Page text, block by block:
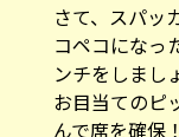
さて、スパッ
コペコになっ
ンチをしまし
お目当てのピ
んで席を確保